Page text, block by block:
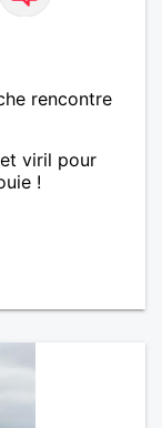
rencontre
viril pour
!